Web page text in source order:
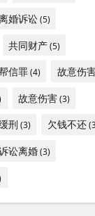
婚诉讼(5)
共同财产(5)
信罪(4) 故意伤
故意伤害(3)
刑 (3) 欠钱不还
讼离婚(3)